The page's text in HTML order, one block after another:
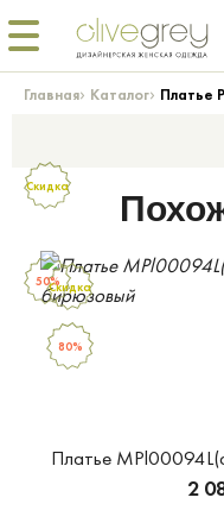
Главная› Каталог› Платье
Скидка
50%
Платье
2
Скидка
80%